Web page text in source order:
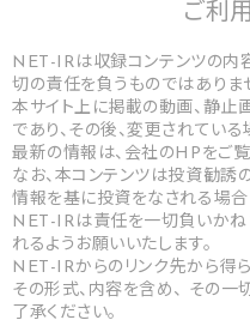
ご利
NET-IRは収録コンテンツの内
切の責任を負うものではありま
本サイト上に掲載の動画、静止
であり、その後、変更されている
最新の情報は、会社のHPをご
なお、本コンテンツは投資勧誘
情報を基に投資をなされる場合
NET-IRは責任を一切負いかね
れるようお願いいたします。
NET-IRからのリンク先から得
その形式、内容を含め、 その一
了承ください。